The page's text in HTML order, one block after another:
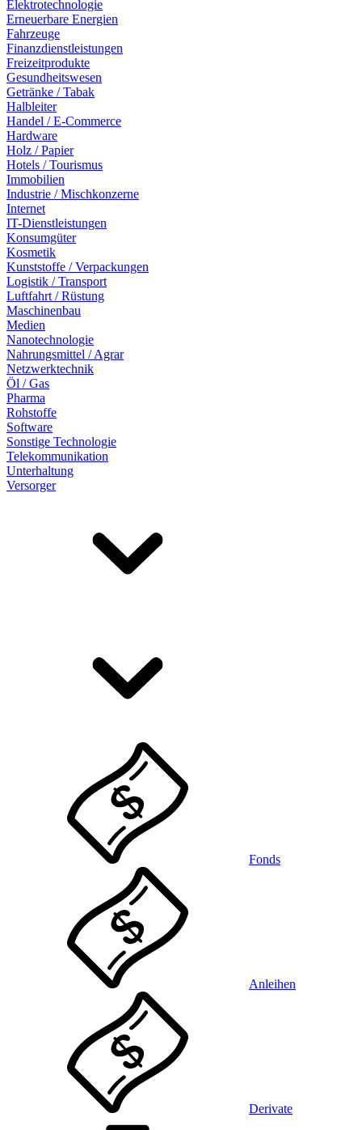
Elektrotechnologie
Erneuerbare Energien
Fahrzeuge
Finanzdienstleistungen
Freizeitprodukte
Gesundheitswesen
Getränke / Tabak
Halbleiter
Handel / E-Commerce
Hardware
Holz / Papier
Hotels / Tourismus
Immobilien
Industrie / Mischkonzerne
Internet
IT-Dienstleistungen
Konsumgüter
Kosmetik
Kunststoffe / Verpackungen
Logistik / Transport
Luftfahrt / Rüstung
Maschinenbau
Medien
Nanotechnologie
Nahrungsmittel / Agrar
Netzwerktechnik
Öl / Gas
Pharma
Rohstoffe
Software
Sonstige Technologie
Telekommunikation
Unterhaltung
Versorger
Fonds
Anleihen
Derivate